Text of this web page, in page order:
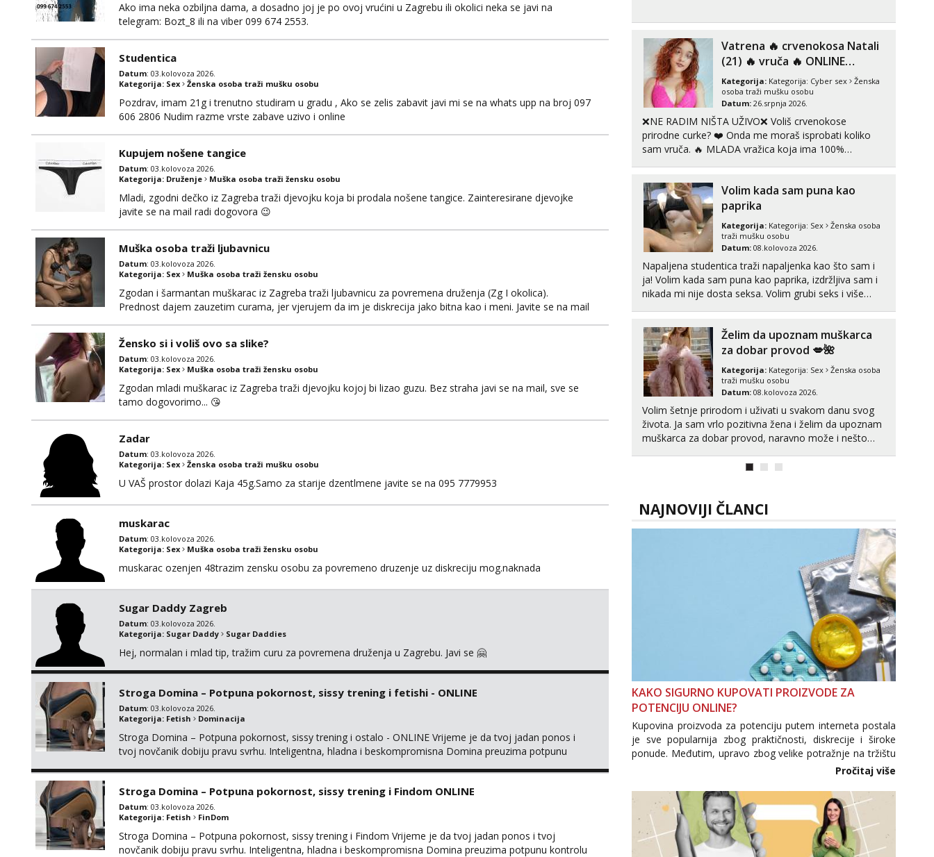
Ako ima neka ozbiljna dama, a dosadno joj je po ovoj vrućini u Zagrebu ili okolici neka se javi na
telegram: Bozt_8 ili na viber 099 674 2553.
Studentica
Datum: 03.kolovoza 2026.
Kategorija: Sex Ženska osoba traži mušku osobu
Pozdrav, imam 21g i trenutno studiram u gradu , Ako se zelis zabavit javi mi se na whats upp na broj 097
606 2806 Nudim razme vrste zabave uzivo i online
Kupujem nošene tangice
Datum: 03.kolovoza 2026.
Kategorija: Druženje Muška osoba traži žensku osobu
Mladi, zgodni dečko iz Zagreba traži djevojku koja bi prodala nošene tangice. Zainteresirane djevojke
javite se na mail radi dogovora 😉
Muška osoba traži ljubavnicu
Datum: 03.kolovoza 2026.
Kategorija: Sex Muška osoba traži žensku osobu
Zgodan i šarmantan muškarac iz Zagreba traži ljubavnicu za povremena druženja (Zg I okolica).
Prednost dajem zauzetim curama, jer vjerujem da im je diskrecija jako bitna kao i meni. Javite se na mail
Žensko si i voliš ovo sa slike?
Datum: 03.kolovoza 2026.
Kategorija: Sex Muška osoba traži žensku osobu
Zgodan mladi muškarac iz Zagreba traži djevojku kojoj bi lizao guzu. Bez straha javi se na mail, sve se
tamo dogovorimo... 😘
Zadar
Datum: 03.kolovoza 2026.
Kategorija: Sex Ženska osoba traži mušku osobu
U VAŠ prostor dolazi Kaja 45g.Samo za starije dzentlmene javite se na 095 7779953
muskarac
Datum: 03.kolovoza 2026.
Kategorija: Sex Muška osoba traži žensku osobu
muskarac ozenjen 48trazim zensku osobu za povremeno druzenje uz diskreciju mog.naknada
Sugar Daddy Zagreb
Datum: 03.kolovoza 2026.
Kategorija: Sugar Daddy Sugar Daddies
Hej, normalan i mlad tip, tražim curu za povremena druženja u Zagrebu. Javi se 🤗
Stroga Domina – Potpuna pokornost, sissy trening i fetishi - ONLINE
Datum: 03.kolovoza 2026.
Kategorija: Fetish Dominacija
Stroga Domina – Potpuna pokornost, sissy trening i ostalo - ONLINE Vrijeme je da tvoj jadan ponos i
tvoj novčanik dobiju pravu svrhu. Inteligentna, hladna i beskompromisna Domina preuzima potpunu
Stroga Domina – Potpuna pokornost, sissy trening i Findom ONLINE
Datum: 03.kolovoza 2026.
Kategorija: Fetish FinDom
Stroga Domina – Potpuna pokornost, sissy trening i Findom Vrijeme je da tvoj jadan ponos i tvoj
novčanik dobiju pravu svrhu. Inteligentna, hladna i beskompromisna Domina preuzima potpunu kontrolu
tel:0,93€ - mob:1,12€ min
Obavijesti me kada se oslobodi
Čekam tvoj poziv!
Tel:
- Kod: #123
tel:0,93€ - mob:1,12€ min
Anđela
Tel:
tel:0,93€ - mob:1,12€ min
Vatrena ‎️‍🔥 crvenokosa Natali
(21) ‎️‍🔥 vruča‎ ️‍🔥 ONLINE
ZABAVA
Kategorija: Kategorija: Cyber sex
Ženska
osoba traži mušku osobu
Datum: 26.srpnja 2026.
❌NE RADIM NIŠTA UŽIVO❌ Voliš crvenokose
prirodne curke? ❤️ Onda me moraš isprobati koliko
sam vruča.‎ ️‍🔥 MLADA vražica koja ima 100%
možeš pranaći nešto po svojoj mjeri. Sexi videa s
kolegica...
Volim kada sam puna kao
paprika
Kategorija: Kategorija: Sex
Ženska osoba
traži mušku osobu
Datum: 08.kolovoza 2026.
Napaljena studentica traži napaljenka kao što sam i
ja! Volim kada sam puna kao paprika, izdržljiva sam i
nikada mi nije dosta seksa. Volim grubi seks i više
cekam te!
Želim da upoznam muškarca
za dobar provod 💋🌺
Kategorija: Kategorija: Sex
Ženska osoba
traži mušku osobu
Datum: 08.kolovoza 2026.
Volim šetnje prirodom i uživati u svakom danu svog
života. Ja sam vrlo pozitivna žena i želim da upoznam
muškarca za dobar provod, naravno može i nešto
NAJNOVIJI ČLANCI
KAKO SIGURNO KUPOVATI PROIZVODE ZA
POTENCIJU ONLINE?
Kupovina proizvoda za potenciju putem interneta postala
je sve popularnija zbog praktičnosti, diskrecije i široke
ponude. Međutim, upravo zbog velike potražnje na tržištu
se pojavljuju i brojni krivotvoreni proizvodi, nepouzdane
internetske trgovine te proizvodi nepoznatog podrijetla. ...
Pročitaj više